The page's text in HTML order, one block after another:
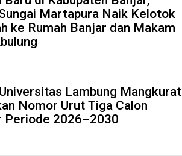
Martapura Naik Kelotok
ke Rumah Banjar dan Makam
Lambung Mangkurat
Nomor Urut Tiga Calon
Periode 2026–2030